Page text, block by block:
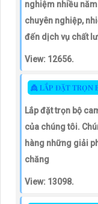
nghiệm nhiều
chuyên nghiệp,
đến dịch vụ chất
View: 12656.
👸 LẮP ĐẶT TRỌN
Lắp đặt trọn bộ
của chúng tôi.
hàng những giải
chăng
View: 13098.